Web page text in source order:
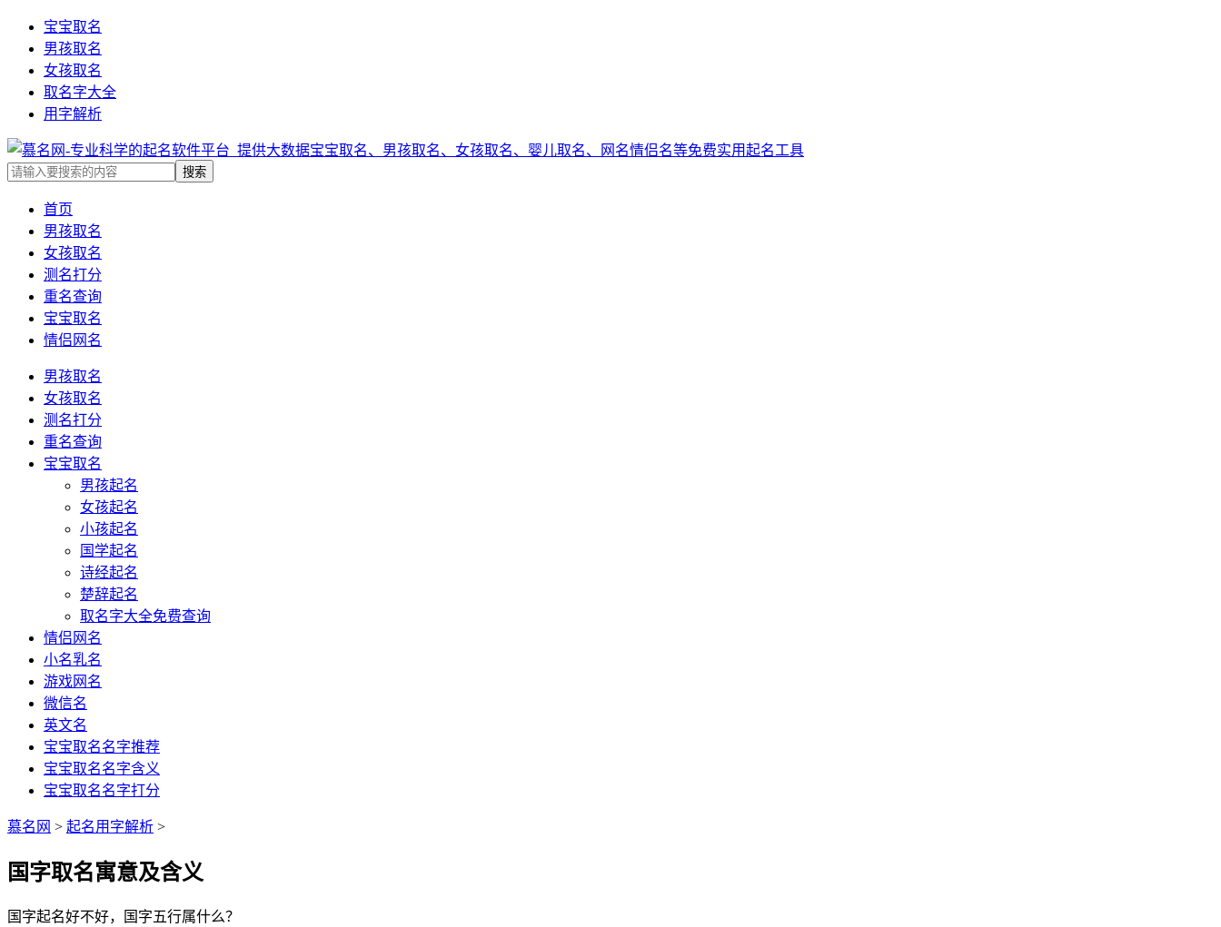
宝宝取名
男孩取名
女孩取名
取名字大全
用字解析
首页
男孩取名
女孩取名
测名打分
重名查询
宝宝取名
情侣网名
男孩取名
女孩取名
测名打分
重名查询
宝宝取名
男孩起名
女孩起名
小孩起名
国学起名
诗经起名
楚辞起名
取名字大全免费查询
情侣网名
小名乳名
游戏网名
微信名
英文名
宝宝取名名字推荐
宝宝取名名字含义
宝宝取名名字打分
慕名网 > 起名用字解析 >
国字取名寓意及含义
国 字起名好不好， 国 字五行属什么？